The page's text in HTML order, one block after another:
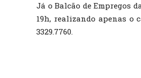
Já o Balcão de Empregos
19h, realizando apenas o
3329.7760.